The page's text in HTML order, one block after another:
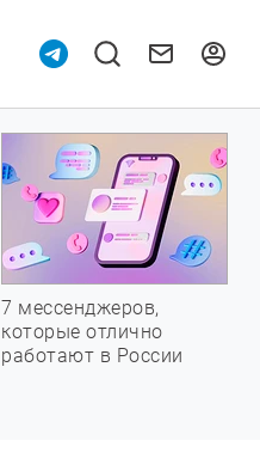
7 мессенджеров,
которые отлично
работают в России